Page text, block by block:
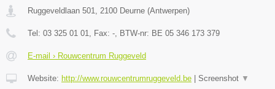
Ruggeveldlaan 501, 2100 Deurne (Antwerpen)
Tel: 03 325 01 01, Fax: -, BTW-nr: BE 05 346 173 379
E-mail › Rouwcentrum Ruggeveld
Website: http://www.rouwcentrumruggeveld.be Screenshot ▼